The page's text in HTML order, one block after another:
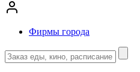
Фирмы города